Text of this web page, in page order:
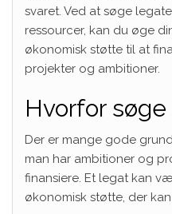
svaret. Ved at søge
ressourcer, kan du øge
økonomisk støtte til at
projekter og ambitioner.
Hvorfor
Der er mange gode
man har ambitioner og
finansiere. Et legat kan
økonomisk støtte, der